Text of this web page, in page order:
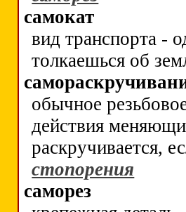
самокат
вид транспорта -
толкаешься об
обычное
действия
раскручивается,
стопорения
саморез